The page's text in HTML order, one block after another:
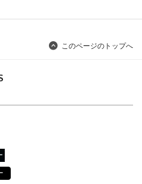
このページのトップへ